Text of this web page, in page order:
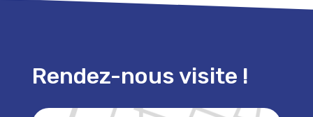
Rendez-nous visite !